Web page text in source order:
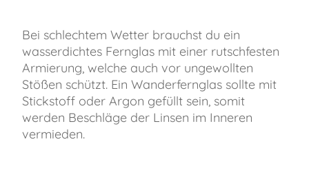
Bei schlechtem Wetter brauchst du ein
wasserdichtes Fernglas mit einer rutschfesten
Armierung, welche auch vor ungewollten
Stößen schützt. Ein Wanderfernglas sollte mit
Stickstoff oder Argon gefüllt sein, somit
werden Beschläge der Linsen im Inneren
vermieden.